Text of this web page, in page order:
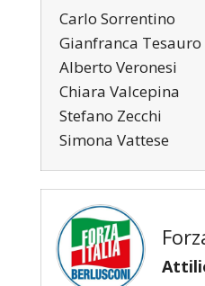
Carlo Sorrentino
Gianfranca Tesauro
Alberto Veronesi
Chiara Valcepina
Stefano Zecchi
Simona Vattese